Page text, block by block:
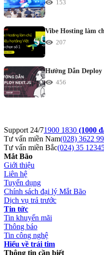
153
Vibe Hosting làm
207
Hướng Dẫn
456
Support 24/71900 1830 (1000
Tư vấn miền Nam(028) 3622
Tư vấn miền Bắc(024) 35
Mắt Bão
Giới thiệu
Liên hệ
Tuyển dụng
Chính sách đại lý Mắt Bão
Dịch vụ trả trước
Tin tức
Tin khuyến mãi
Thông báo
Tin công nghệ
Hiểu về trái tim
Thông tin cần biết